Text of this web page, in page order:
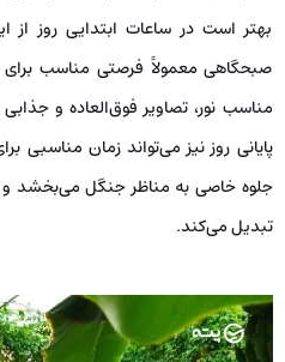
بهتر است در ساعات ابتدایی روز از
صبحگاهی معمولاً فرصتی مناسب برای
مناسب نور، تصاویر فوق‌العاده و
پایانی روز نیز می‌تواند زمان مناسبی
جلوه‌ خاصی به مناظر جنگل می‌بخشد و
تبدیل می‌کند.